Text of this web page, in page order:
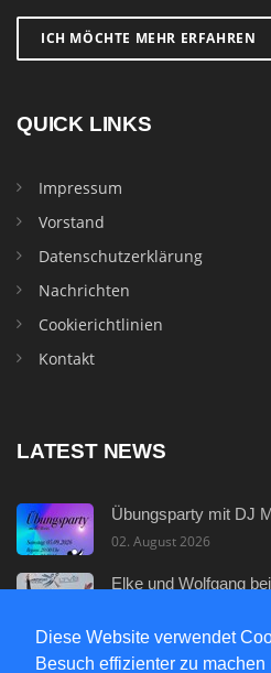
Diese Website verwendet
Besuch effizienter zu machen
ICH MÖCHTE MEHR ERFAHREN
QUICK LINKS
Impressum
Vorstand
Datenschutzerklärung
Nachrichten
Cookierichtlinien
Kontakt
LATEST NEWS
Übungsparty mit DJ
02. August 2026
Elke und Wolfgang
Neuer Discofox -